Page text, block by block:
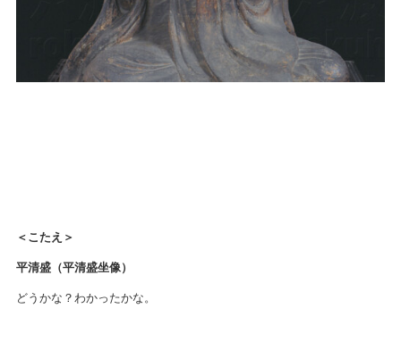
＜こたえ＞
平清盛（平清盛坐像）
どうかな？わかったかな。